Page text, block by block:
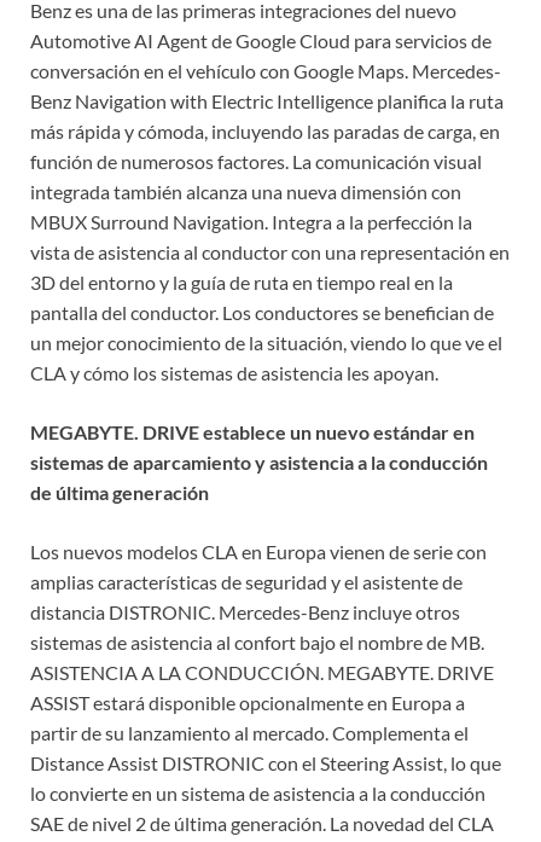
Benz es una de las primeras integraciones del nuevo
Automotive AI Agent de Google Cloud para servicios de
conversación en el vehículo con Google Maps. Mercedes-
Benz Navigation with Electric Intelligence planifica la ruta
más rápida y cómoda, incluyendo las paradas de carga, en
función de numerosos factores. La comunicación visual
integrada también alcanza una nueva dimensión con
MBUX Surround Navigation. Integra a la perfección la
vista de asistencia al conductor con una representación en
3D del entorno y la guía de ruta en tiempo real en la
pantalla del conductor. Los conductores se benefician de
un mejor conocimiento de la situación, viendo lo que ve el
CLA y cómo los sistemas de asistencia les apoyan.
MEGABYTE. DRIVE establece un nuevo estándar en
sistemas de aparcamiento y asistencia a la conducción
de última generación
Los nuevos modelos CLA en Europa vienen de serie con
amplias características de seguridad y el asistente de
distancia DISTRONIC. Mercedes-Benz incluye otros
sistemas de asistencia al confort bajo el nombre de MB.
ASISTENCIA A LA CONDUCCIÓN. MEGABYTE. DRIVE
ASSIST estará disponible opcionalmente en Europa a
partir de su lanzamiento al mercado. Complementa el
Distance Assist DISTRONIC con el Steering Assist, lo que
lo convierte en un sistema de asistencia a la conducción
SAE de nivel 2 de última generación. La novedad del CLA